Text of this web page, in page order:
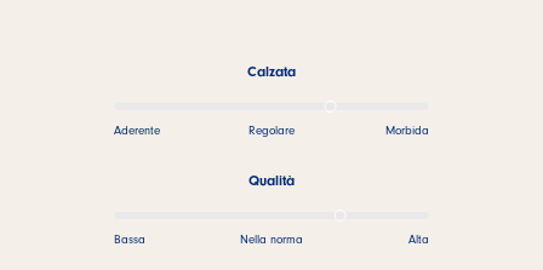
Calzata
Aderente Regolare Morbida
Qualità
Bassa Nella norma Alta